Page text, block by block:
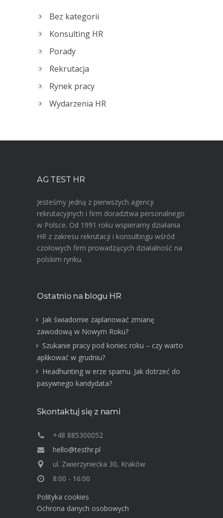
Bez kategorii
Konsulting HR
Porady
Rekrutacja
Rynek pracy
Wydarzenia HR
AG TEST HR
Jesteśmy jedną z pierwszych agencji
rekrutacyjnych i firm doradztwa personalnego
w Polsce. Od 1991 roku wspieramy działania
HR z zakresu rekrutacji i konsultingu wśród
czołowych firm prowadzących działalność na
polskim rynku.
Ostatnio na blogu HR
Jak świadomie zaplanować zmianę
zawodową w Nowym Roku?
Szukanie pracy pod koniec roku – czy warto
aplikować w grudniu?
Headhunting w erze spamu. Jak dotrzeć do
pasywnego kandydata?
Skontaktuj się z nami
+48 885300052
hello@testhr.pl
ul. Zwierzyniecka 30, Kraków
8:00 - 16:00
Polityka cookies
Ochrona danych osobowych